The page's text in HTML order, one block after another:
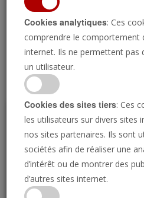
Regarder
Cookies analytiques: Ces
comprendre le comportement
internet. Ils ne permettent pas
un utilisateur.
Cookies des sites tiers: Ces
les utilisateurs sur divers sites
nos sites partenaires. Ils sont
sociétés afin de réaliser une
d’intérêt ou de montrer des
d’autres sites internet.